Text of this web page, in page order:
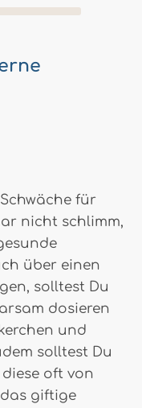
für
nicht schlimm,
über einen
solltest Du
dosieren
und
solltest Du
oft von
giftige